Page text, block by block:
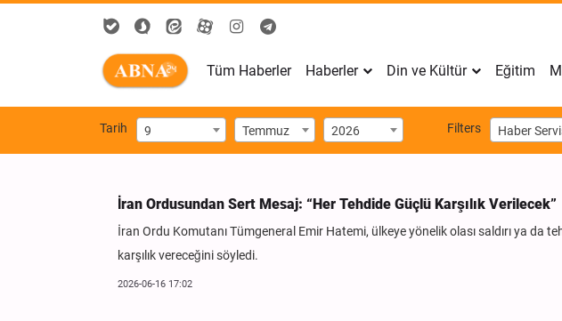
Tüm Haberler Haberler Din ve Kültür Eğitim
Tarih 9 Temmuz 2026 Filters Haber
İran Ordusundan Sert Mesaj: “Her Tehdide Güçlü Karşılık Verilecek”
İran Ordu Komutanı Tümgeneral Emir Hatemi, ülkeye yönelik olası saldırı ya da
karşılık vereceğini söyledi.
2026-06-16 17:02